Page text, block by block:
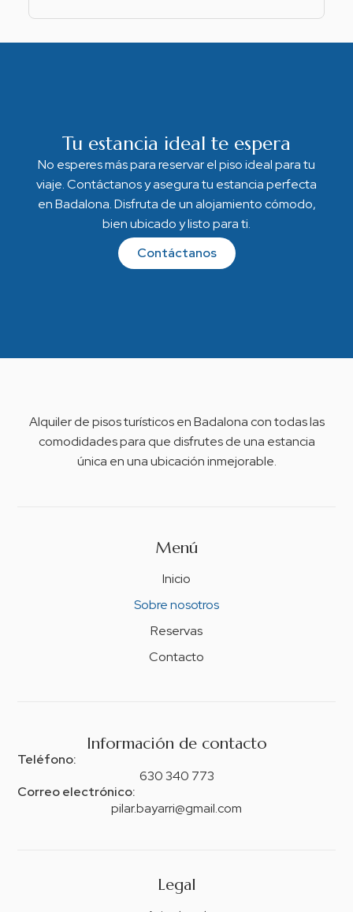
Tu estancia ideal te espera
No esperes más para reservar el piso ideal para tu
viaje. Contáctanos y asegura tu estancia perfecta
en Badalona. Disfruta de un alojamiento cómodo,
bien ubicado y listo para ti.
Contáctanos
Alquiler de pisos turísticos en Badalona con todas las
comodidades para que disfrutes de una estancia
única en una ubicación inmejorable.
Menú
Inicio
Sobre nosotros
Reservas
Contacto
Información de contacto
Teléfono:
630 340 773
Correo electrónico:
pilar.bayarri@gmail.com
Legal